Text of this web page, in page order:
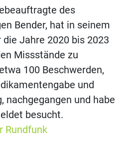
des
Bender, hat in seinem
Jahre 2020 bis 2023
Missstände zu
100 Beschwerden,
und
nachgegangen und habe
besucht.
Rundfunk